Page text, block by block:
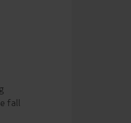
fall